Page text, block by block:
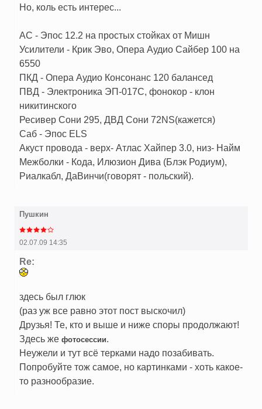
Но, коль есть интерес...
АС - Эпос 12.2 на простых стойках от Мишн
Усилители - Крик Эво, Опера Аудио Сайбер 100 на
6550
ПКД - Опера Аудио Консонанс 120 балансед
ПВД - Электроника ЭП-017С, фонокор - клон
никитинского
Ресивер Сони 295, ДВД Сони 72NS(кажется)
Саб - Эпос ELS
Акуст провода - верх- Атлас Хайпер 3.0, низ- Найм
Межболки - Кода, Илюзион Дива (Блэк Родиум),
Риалкабл, ДаВинчи(говорят - польский).
Пушкин
02.07.09 14:35
Re:
здесь был глюк
(раз уж все равно этот пост выскочил)
Друзья! Те, кто и выше и ниже споры продолжают!
Здесь же фотосессии.
Неужели и тут всё терками надо позабивать.
Попробуйте тож самое, но картинками - хоть какое-
то разнообразие.